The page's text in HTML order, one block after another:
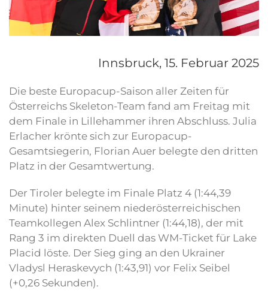
Innsbruck, 15. Februar 2025
Die beste Europacup-Saison aller Zeiten für
Österreichs Skeleton-Team fand am Freitag mit
dem Finale in Lillehammer ihren Abschluss. Julia
Erlacher krönte sich zur Europacup-
Gesamtsiegerin, Florian Auer belegte den dritten
Platz in der Gesamtwertung.
Der Tiroler belegte im Finale Platz 4 (1:44,39
Minute) hinter seinem niederösterreichischen
Teamkollegen Alex Schlintner (1:44,18), der mit
Rang 3 im direkten Duell das WM-Ticket für Lake
Placid löste. Der Sieg ging an den Ukrainer
Vladysl Heraskevych (1:43,91) vor Felix Seibel
(+0,26 Sekunden).